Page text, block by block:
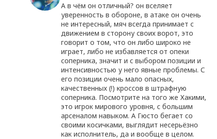
А в чём он отличный? он вселяет
уверенность в обороне, в атаке он очень
не интересный, мяч всегда принимает с
движением в сторону своих ворот, это
говорит о том, что он либо широко не
играет, либо не избавляется от опеки
соперника, значит и с выбором позиции и
интенсивностью у него явные проблемы. С
его позиции очень мало опасных,
качественных (!) кроссов в штрафную
соперника. Посмотрите на того же Хакими,
это игрок мирового уровня, с большим
арсеналом навыком. А Гюсто бегает со
своими косичками, выглядит несерьёзно
как исполнитель, да и вообще в целом.